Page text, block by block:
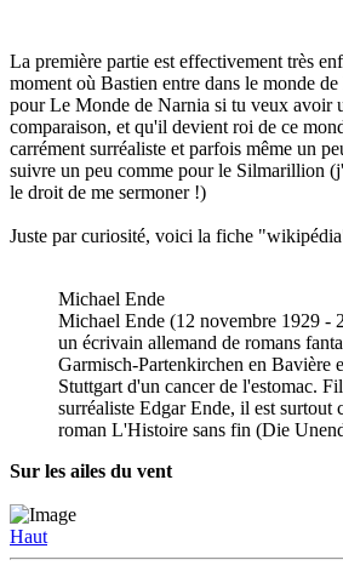
La première partie est effectivement très
moment où Bastien entre dans le monde
pour Le Monde de Narnia si tu veux avoir
comparaison, et qu'il devient roi de ce
carrément surréaliste et parfois même un
suivre un peu comme pour le Silmarillion
le droit de me sermoner !)
Juste par curiosité, voici la fiche
Michael Ende
Michael Ende (12 novembre 1929 -
un écrivain allemand de romans
Garmisch-Partenkirchen en Bavière
Stuttgart d'un cancer de l'estomac.
surréaliste Edgar Ende, il est surtout
roman L'Histoire sans fin (Die
Sur les ailes du vent
Haut